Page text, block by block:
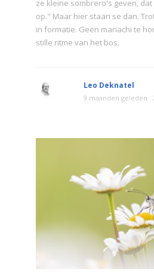
ze kleine sombrero's geven,
op." Maar hier staan se dan.
in formatie. Geen mariachi te
stille ritme van het bos.
Leo Deknatel
9 maanden geleden